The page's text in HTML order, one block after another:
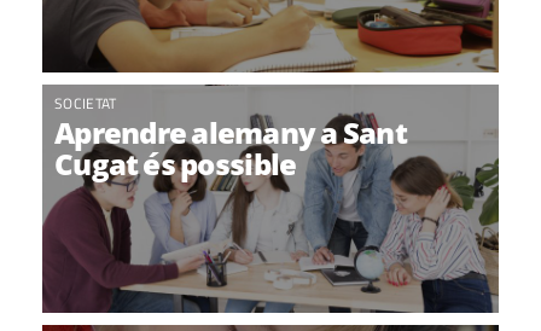
SOCIETAT
Aprendre alemany a Sant
Cugat és possible